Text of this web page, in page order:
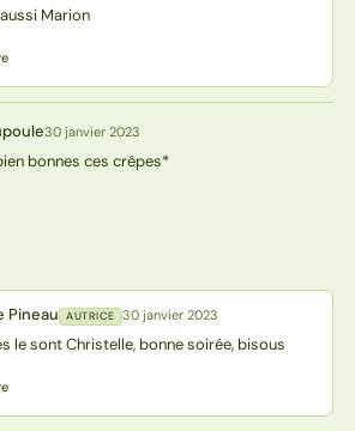
Marion
30 janvier 2023
bonnes ces crêpes*
Pineau AUTRICE 30 janvier 2023
le sont Christelle, bonne soirée, bisous